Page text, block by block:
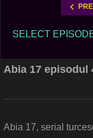
SELECT
Abia 17 episodul
Abia 17, serial